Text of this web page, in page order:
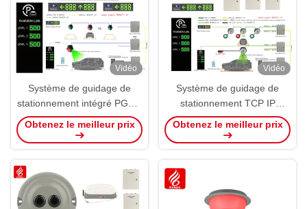
Vidéo
Système de guidage de
stationnement intégré PGS à
ultrasons monté à l'avant
Obtenez le meilleur prix
Vidéo
Système de guidage de
stationnement TCP IP
Sensor de détecteur PGS à
ultrasons de type fractionné
Obtenez le meilleur prix